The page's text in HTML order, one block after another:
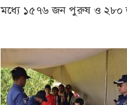
মধ্যে ১৫৭৬ জন পুরুষ ও ২৮০